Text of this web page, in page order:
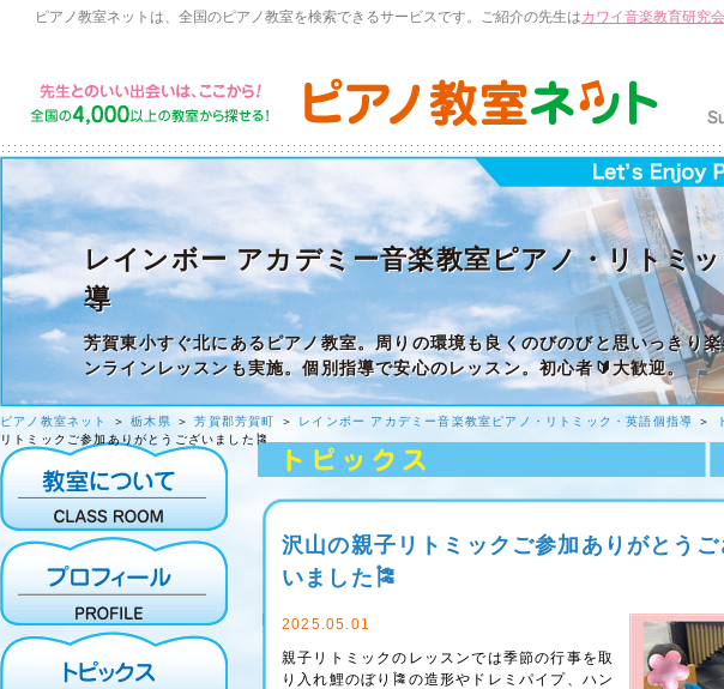
ピアノ教室ネットは、全国のピアノ教室を検索できるサービスです。ご紹介の先生はカワイ音楽教育研究会
レインボー アカデミー音楽教室ピアノ・リトミ
導
芳賀東小すぐ北にあるピアノ教室。周りの環境も良くのびのびと思いっきり
ンラインレッスンも実施。個別指導で安心のレッスン。初心者🔰大歓迎。
ピアノ教室ネット ＞栃木県 ＞芳賀郡芳賀町 ＞ レインボー アカデミー音楽教室ピアノ・リトミック・英語個指導 ＞
リトミックご参加ありがとうございました🎏
沢山の親子リトミックご参加ありがとうご
いました🎏
2025.05.01
親子リトミックのレッスンでは季節の行事を取
り入れ鯉のぼり🎏の造形やドレミパイプ、ハン